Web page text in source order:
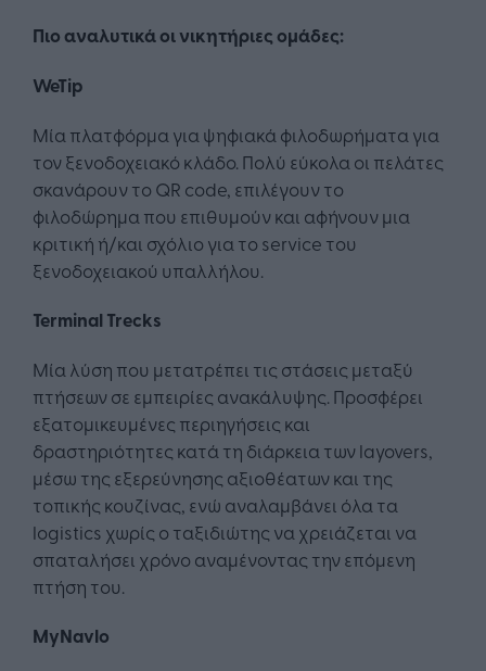
Πιο αναλυτικά οι νικητήριες ομάδες:
WeTip
Μία πλατφόρμα για ψηφιακά φιλοδωρήματα για
τον ξενοδοχειακό κλάδο. Πολύ εύκολα οι πελάτες
σκανάρουν το QR code, επιλέγουν το
φιλοδώρημα που επιθυμούν και αφήνουν μια
κριτική ή/και σχόλιο για το service του
ξενοδοχειακού υπαλλήλου.
Terminal Trecks
Μία λύση που μετατρέπει τις στάσεις μεταξύ
πτήσεων σε εμπειρίες ανακάλυψης. Προσφέρει
εξατομικευμένες περιηγήσεις και
δραστηριότητες κατά τη διάρκεια των layovers,
μέσω της εξερεύνησης αξιοθέατων και της
τοπικής κουζίνας, ενώ αναλαμβάνει όλα τα
logistics χωρίς ο ταξιδιώτης να χρειάζεται να
σπαταλήσει χρόνο αναμένοντας την επόμενη
πτήση του.
MyNavlo